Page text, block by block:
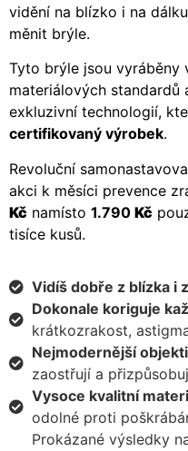
vidění na blízko i na
měnit brýle.
Tyto brýle jsou vyráběny
materiálových standardů
exkluzivní technologií,
certifikovaný výrobek.
Revoluční
akci k měsíci prevence
Kč namísto 1.790 Kč
tisíce kusů.
Vidíš dobře z blízka i
Dokonale koriguje
krátkozrakost,
Nejmodernější
zaostřují a
Vysoce kvalitní
odolné proti
Prokázané výsledky